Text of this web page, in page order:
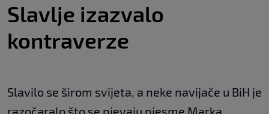
Slavlje izazvalo
kontraverze
Slavilo se širom svijeta, a neke navijače u BiH je